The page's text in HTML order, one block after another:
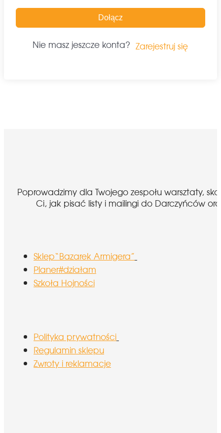
Dołącz
Nie masz jeszcze konta? Zarejestruj się
Poprowadzimy dla Twojego zespołu warsztaty,
Ci, jak pisać listy i mailingi do Darczyńców
Sklep“Bazarek Armigera”
Planer#działam
Szkoła Hojności
Polityka prywatności
Regulamin sklepu
Zwroty i reklamacje